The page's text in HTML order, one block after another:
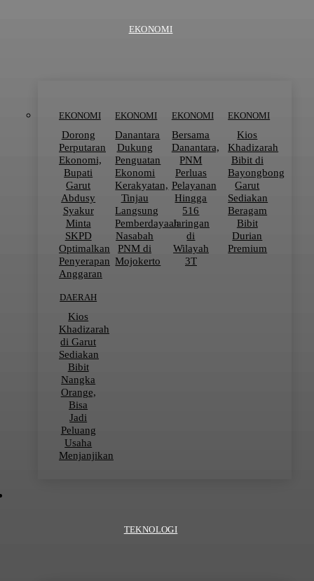
EKONOMI
EKONOMI
Dorong
Perputaran
Ekonomi,
Bupati
Garut
Abdusy
Syakur
Minta
SKPD
Optimalkan
Penyerapan
Anggaran
EKONOMI
Danantara
Dukung
Penguatan
Ekonomi
Kerakyatan,
Tinjau
Langsung
Pemberdayaan
Nasabah
PNM di
Mojokerto
EKONOMI
Bersama
Danantara,
PNM
Perluas
Pelayanan
Hingga
516
Jaringan
di
Wilayah
3T
EKONOMI
Kios
Khadizarah
Bibit di
Bayongbong
Garut
Sediakan
Beragam
Bibit
Durian
Premium
DAERAH
Kios
Khadizarah
di Garut
Sediakan
Bibit
Nangka
Orange,
Bisa
Jadi
Peluang
Usaha
Menjanjikan
TEKNOLOGI